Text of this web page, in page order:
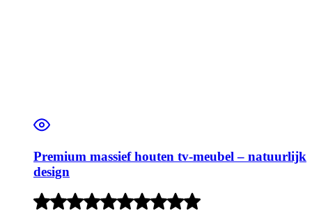
Premium massief houten tv-meubel – natuurlijk
design